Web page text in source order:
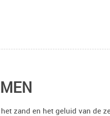
zand en het geluid van de